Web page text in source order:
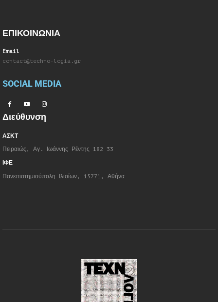
ΕΠΙΚΟΙΝΩΝΙΑ
Email
contact@techno-logia.gr
SOCIAL MEDIA
Διεύθυνση
ΑΣΚΤ
Πειραιώς, Αγ. Ιωάννης Ρέντης 182 33
ΙΦΕ
Πανεπιστημιούπολη Ιλισίων, 15771, Αθήνα